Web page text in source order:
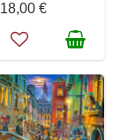
18,00 €